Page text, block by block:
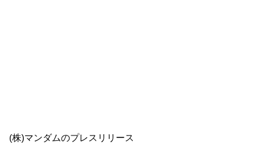
(株)マンダムのプレスリリース